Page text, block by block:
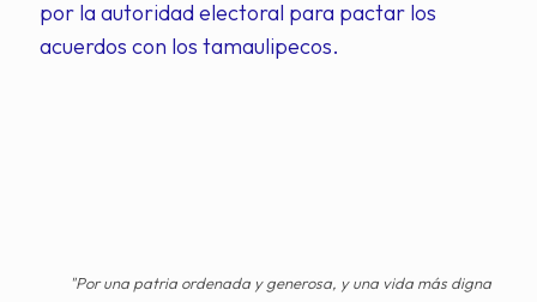
por la autoridad electoral para pactar los
acuerdos con los tamaulipecos.
"Por una patria ordenada y generosa, y una vida más digna